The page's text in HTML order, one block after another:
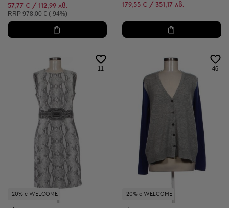
57,77 € / 112,99 лв.
Препоръчителна цена:
RRP 978,00 € (-94%)
179,55 € / 351,17 лв.
-20% с WELCOME
11
-20% с WELCOME
46